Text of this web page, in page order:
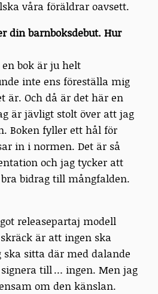
våra föräldrar oavsett.
din barnboksdebut. Hur
bok är ju helt
inte ens föreställa mig
är. Och då är det här en
är jävligt stolt över att jag
Boken fyller ett hål för
in i normen. Det är så
och jag tycker att
bidrag till mångfalden.
releasepartaj modell
är att ingen ska
sitta där med dalande
till … ingen. Men jag
om den känslan.